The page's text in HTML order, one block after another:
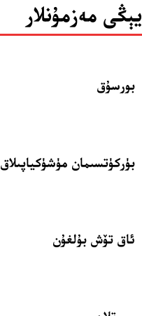
يېڭى مەزمۇنلار
بورسۇق
بۈركۈتسىمان مۈشۈكياپىلاق
ئاق تۆش بۇلغۇن